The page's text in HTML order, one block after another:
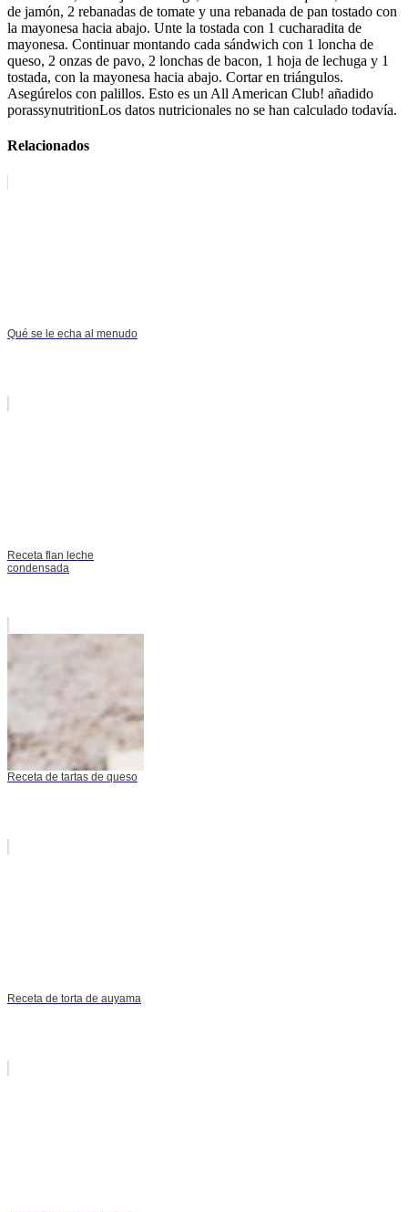
de jamón, 2 rebanadas de tomate y una rebanada de pan tostado con
la mayonesa hacia abajo. Unte la tostada con 1 cucharadita de
mayonesa. Continuar montando cada sándwich con 1 loncha de
queso, 2 onzas de pavo, 2 lonchas de bacon, 1 hoja de lechuga y 1
tostada, con la mayonesa hacia abajo. Cortar en triángulos.
Asegúrelos con palillos. Esto es un All American Club! añadido
porassynutritionLos datos nutricionales no se han calculado todavía.
Relacionados
Qué se le echa al menudo
Receta flan leche
condensada
Receta de tartas de queso
Receta de torta de auyama